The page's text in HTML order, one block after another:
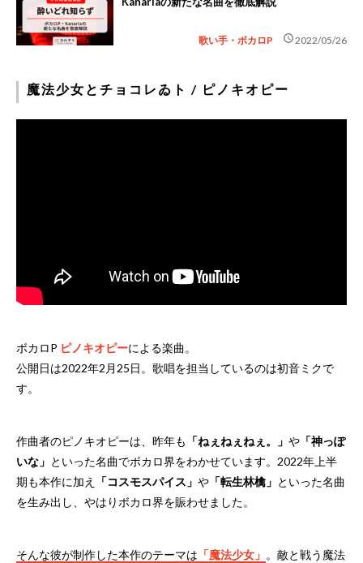
歌い手・ボカロP schedule2022/05/26
魔法少女とチョコレゐト / ピノキオピー
ボカロP ピノキオピーによる楽曲。
公開日は2022年2月25日。歌唱を担当しているのは初音ミクで
す。
作曲者のピノキオピーは、昨年も 「ねぇねぇねぇ。」 や 「神っぽ
いな」 といった名曲でボカロ界をわかせています。2022年上半
期も本作に加え
「コスモスパイス」 や 「転生林檎」 といった名曲
を生み出し、やはりボカロ界を賑わせました。
そんな彼が制作した本作のテーマは 「魔法少女」 。敵と戦う魔法